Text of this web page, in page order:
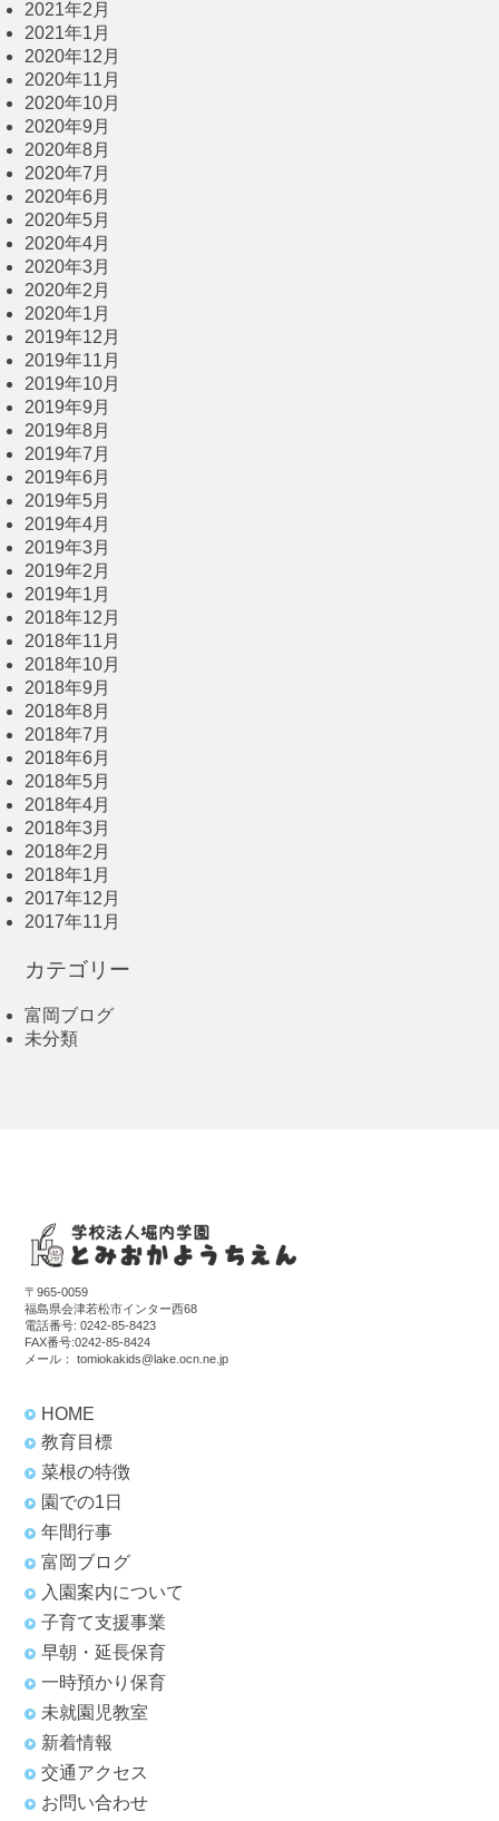
2021年2月
2021年1月
2020年12月
2020年11月
2020年10月
2020年9月
2020年8月
2020年7月
2020年6月
2020年5月
2020年4月
2020年3月
2020年2月
2020年1月
2019年12月
2019年11月
2019年10月
2019年9月
2019年8月
2019年7月
2019年6月
2019年5月
2019年4月
2019年3月
2019年2月
2019年1月
2018年12月
2018年11月
2018年10月
2018年9月
2018年8月
2018年7月
2018年6月
2018年5月
2018年4月
2018年3月
2018年2月
2018年1月
2017年12月
2017年11月
カテゴリー
富岡ブログ
未分類
〒965-0059
福島県会津若松市インター西68
電話番号:0242-85-8423
FAX番号:0242-85-8424
メール：tomiokakids@lake.ocn.ne.jp
HOME
教育目標
菜根の特徴
園での1日
年間行事
富岡ブログ
入園案内について
子育て支援事業
早朝・延長保育
一時預かり保育
未就園児教室
新着情報
交通アクセス
お問い合わせ